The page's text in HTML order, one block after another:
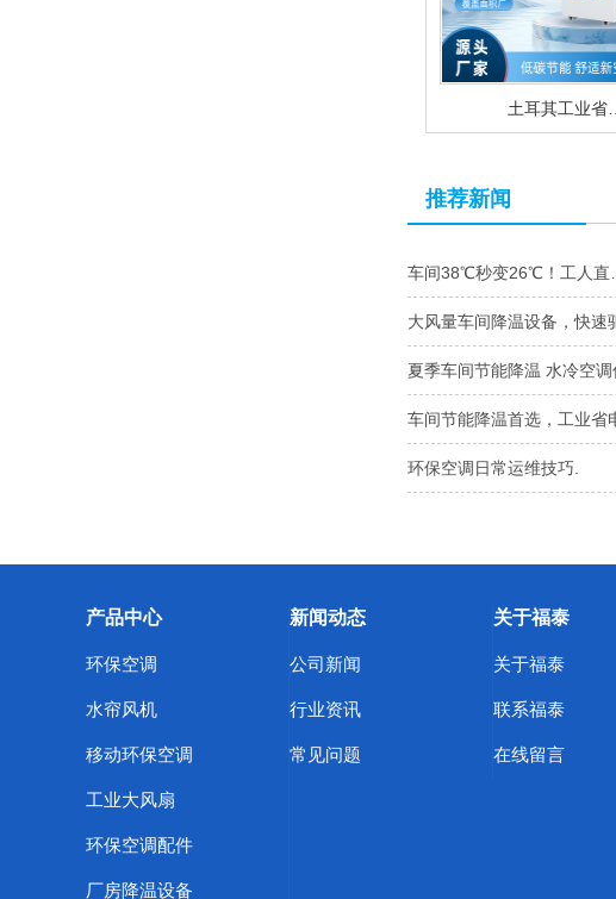
土耳其工业省…
推荐新闻
车间38℃秒变26℃！工人直…
大风量车间降温设备，快速
夏季车间节能降温 水冷空调
车间节能降温首选，工业省
环保空调日常运维技巧.
产品中心
环保空调
水帘风机
移动环保空调
工业大风扇
环保空调配件
厂房降温设备
新闻动态
公司新闻
行业资讯
常见问题
关于福泰
关于福泰
联系福泰
在线留言